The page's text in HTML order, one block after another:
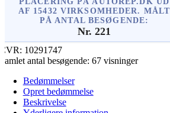
AF 15432 VIRKSOMHEDER. MÅLT
PÅ ANTAL BESØGENDE:
Nr. 221
10291747
antal besøgende: 67 visninger
Bedømmelser
Opret bedømmelse
Beskrivelse